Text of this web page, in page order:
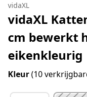
vidaXL
vidaXL
cm bewerkt
eikenkleurig
Kleur(10